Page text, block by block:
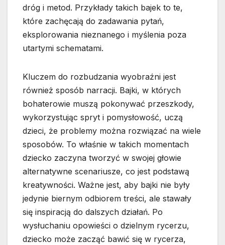
dróg i metod. Przykłady takich bajek to te,
które zachęcają do zadawania pytań,
eksplorowania nieznanego i myślenia poza
utartymi schematami.
Kluczem do rozbudzania wyobraźni jest
również sposób narracji. Bajki, w których
bohaterowie muszą pokonywać przeszkody,
wykorzystując spryt i pomysłowość, uczą
dzieci, że problemy można rozwiązać na wiele
sposobów. To właśnie w takich momentach
dziecko zaczyna tworzyć w swojej głowie
alternatywne scenariusze, co jest podstawą
kreatywności. Ważne jest, aby bajki nie były
jedynie biernym odbiorem treści, ale stawały
się inspiracją do dalszych działań. Po
wysłuchaniu opowieści o dzielnym rycerzu,
dziecko może zacząć bawić się w rycerza,